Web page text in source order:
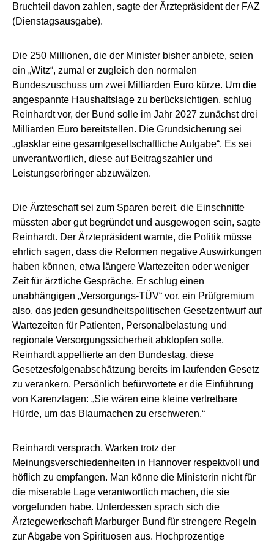
Bruchteil davon zahlen, sagte der Ärztepräsident der FAZ
(Dienstagsausgabe).
Die 250 Millionen, die der Minister bisher anbiete, seien
ein „Witz“, zumal er zugleich den normalen
Bundeszuschuss um zwei Milliarden Euro kürze. Um die
angespannte Haushaltslage zu berücksichtigen, schlug
Reinhardt vor, der Bund solle im Jahr 2027 zunächst drei
Milliarden Euro bereitstellen. Die Grundsicherung sei
„glasklar eine gesamtgesellschaftliche Aufgabe“. Es sei
unverantwortlich, diese auf Beitragszahler und
Leistungserbringer abzuwälzen.
Die Ärzteschaft sei zum Sparen bereit, die Einschnitte
müssten aber gut begründet und ausgewogen sein, sagte
Reinhardt. Der Ärztepräsident warnte, die Politik müsse
ehrlich sagen, dass die Reformen negative Auswirkungen
haben können, etwa längere Wartezeiten oder weniger
Zeit für ärztliche Gespräche. Er schlug einen
unabhängigen „Versorgungs-TÜV“ vor, ein Prüfgremium
also, das jeden gesundheitspolitischen Gesetzentwurf auf
Wartezeiten für Patienten, Personalbelastung und
regionale Versorgungssicherheit abklopfen solle.
Reinhardt appellierte an den Bundestag, diese
Gesetzesfolgenabschätzung bereits im laufenden Gesetz
zu verankern. Persönlich befürwortete er die Einführung
von Karenztagen: „Sie wären eine kleine vertretbare
Hürde, um das Blaumachen zu erschweren.“
Reinhardt versprach, Warken trotz der
Meinungsverschiedenheiten in Hannover respektvoll und
höflich zu empfangen. Man könne die Ministerin nicht für
die miserable Lage verantwortlich machen, die sie
vorgefunden habe. Unterdessen sprach sich die
Ärztegewerkschaft Marburger Bund für strengere Regeln
zur Abgabe von Spirituosen aus. Hochprozentige